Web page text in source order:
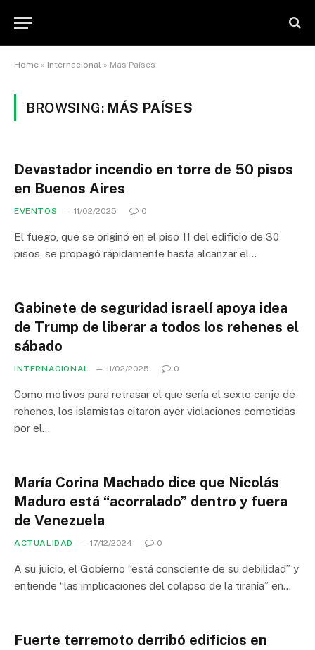
Home » Internacional » Más Países
BROWSING: MÁS PAÍSES
Devastador incendio en torre de 50 pisos
en Buenos Aires
EVENTOS 11/02/2025 0
El fuego, que se originó en el piso 11 del edificio de 30
pisos, se propagó rápidamente hasta alcanzar el…
Gabinete de seguridad israelí apoya idea
de Trump de liberar a todos los rehenes el
sábado
INTERNACIONAL 11/02/2025 0
Como motivos para retrasar el que sería el sexto canje de
rehenes, los islamistas citaron ayer violaciones cometidas
por el…
María Corina Machado dice que Nicolás
Maduro está “acorralado” dentro y fuera
de Venezuela
ACTUALIDAD 17/12/2024 0
A su juicio, el Gobierno “está consciente de su debilidad” y
entiende “las implicaciones del colapso de la tiranía” en…
Fuerte terremoto derribó edificios en